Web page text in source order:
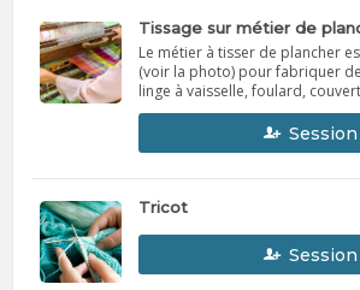
Tissage sur métier de
Le métier à tisser de plancher est l'outil traditionnel
(voir la photo) pour fabriquer
linge à vaisselle, foulard,
son nom l'indique, il est posé
espace appréciable. Il permet
objets de différentes
Session
Tricot
Session